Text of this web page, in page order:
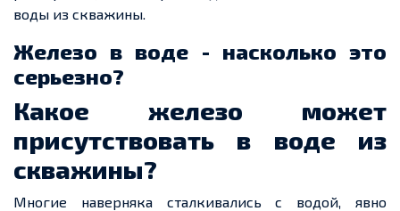
воды из скважины.
Железо в воде - насколько это
серьезно?
Какое железо может
присутствовать в воде из
скважины?
Многие наверняка сталкивались с водой, явно